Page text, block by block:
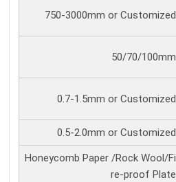
750-3000mm or Customized
50/70/100mm
0.7-1.5mm or Customized
0.5-2.0mm or Customized
Honeycomb Paper /Rock Wool/Fi
re-proof Plate